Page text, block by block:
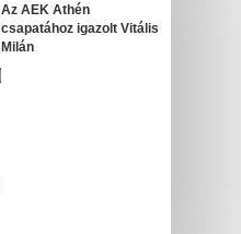
Az AEK Athén
csapatához igazolt Vitális
Milán